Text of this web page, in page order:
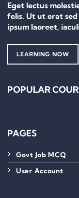
Eget lectus
felis. Ut ut erat
ipsum laoreet,
LEARNING NOW
POPULAR
PAGES
Govt Job MCQ
User Account